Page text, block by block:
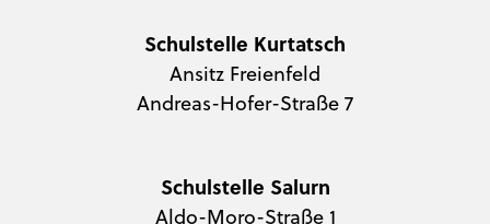
Schulstelle Kurtatsch
Ansitz Freienfeld
Andreas-Hofer-Straße 7
Schulstelle Salurn
Aldo-Moro-Straße 1